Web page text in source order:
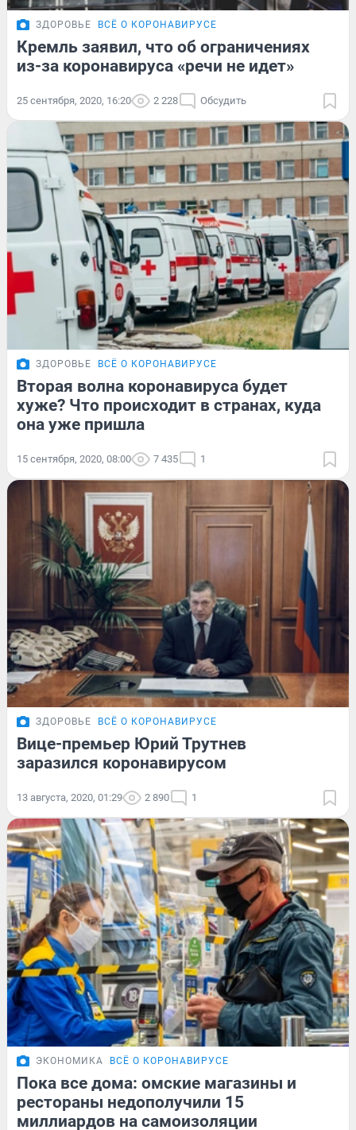
ЗДОРОВЬЕ ВСЁ О КОРОНАВИРУСЕ
Кремль заявил, что об ограничениях
из-за коронавируса «речи не идет»
25 сентября, 2020, 16:20 2 228 Обсудить
ЗДОРОВЬЕ ВСЁ О КОРОНАВИРУСЕ
Вторая волна коронавируса будет
хуже? Что происходит в странах, куда
она уже пришла
15 сентября, 2020, 08:00 7 435 1
ЗДОРОВЬЕ ВСЁ О КОРОНАВИРУСЕ
Вице-премьер Юрий Трутнев
заразился коронавирусом
13 августа, 2020, 01:29 2 890 1
ЭКОНОМИКА ВСЁ О КОРОНАВИРУСЕ
Пока все дома: омские магазины и
рестораны недополучили 15
миллиардов на самоизоляции